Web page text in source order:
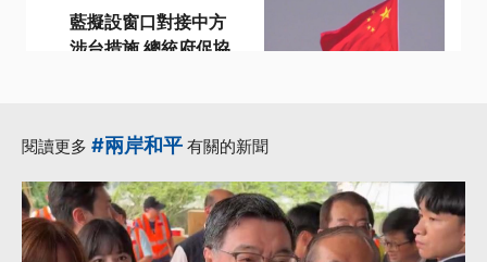
藍擬設窗口對接中方
涉台措施 總統府促協
閱讀更多 #兩岸和平 有關的新聞